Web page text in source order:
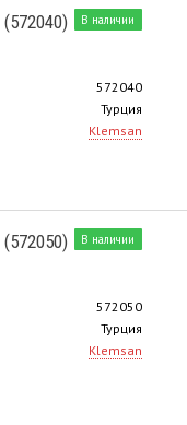
В наличии
572040
Турция
Klemsan
В наличии
572050
Турция
Klemsan